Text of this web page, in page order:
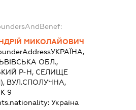
МИКОЛАЙОВИЧ
УКРАЇНА,
ОБЛ.,
Р-Н, СЕЛИЩЕ
ВУЛ.СПОЛУЧНА,
9
Україна